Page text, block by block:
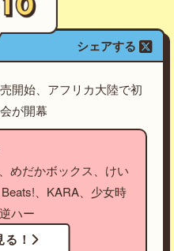
シェアする
開始、アフリカ大陸で初
が開幕
めだかボックス、けい
、KARA、少女時
ハー
！